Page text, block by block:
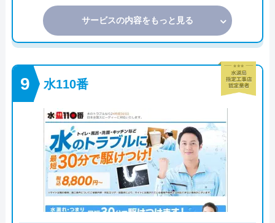
サービスの内容をもっと見る
水110番